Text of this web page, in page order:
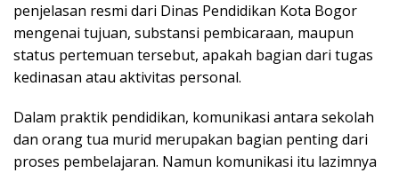
penjelasan resmi dari Dinas Pendidikan Kota Bogor
mengenai tujuan, substansi pembicaraan, maupun
status pertemuan tersebut, apakah bagian dari tugas
kedinasan atau aktivitas personal.
Dalam praktik pendidikan, komunikasi antara sekolah
dan orang tua murid merupakan bagian penting dari
proses pembelajaran. Namun komunikasi itu lazimnya